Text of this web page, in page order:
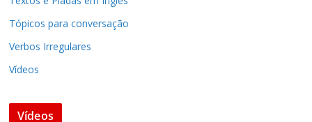
Tópicos para conversação
Verbos Irregulares
Vídeos
Vídeos